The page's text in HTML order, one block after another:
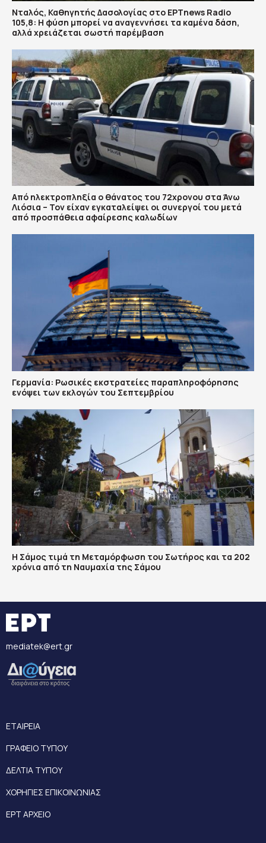
Νταλός, Καθηγητής Δασολογίας στο ΕΡΤnews Radio
105,8: Η φύση μπορεί να αναγεννήσει τα καμένα δάση,
αλλά χρειάζεται σωστή παρέμβαση
Από ηλεκτροπληξία ο θάνατος του 72χρονου στα Άνω
Λιόσια – Τον είχαν εγκαταλείψει οι συνεργοί του μετά
από προσπάθεια αφαίρεσης καλωδίων
Γερμανία: Ρωσικές εκστρατείες παραπληροφόρησης
ενόψει των εκλογών του Σεπτεμβρίου
Η Σάμος τιμά τη Μεταμόρφωση του Σωτήρος και τα 202
χρόνια από τη Ναυμαχία της Σάμου
mediatek@ert.gr
ΕΤΑΙΡΕΙΑ
ΓΡΑΦΕΙΟ ΤΥΠΟΥ
ΔΕΛΤΙΑ ΤΥΠΟΥ
ΧΟΡΗΓΙΕΣ ΕΠΙΚΟΙΝΩΝΙΑΣ
ΕΡΤ ΑΡΧΕΙΟ